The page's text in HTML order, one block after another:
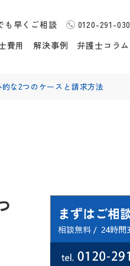
も早くご相談
0120-291-030
費用 解決事例 弁護士コラム
な2つのケースと請求方法